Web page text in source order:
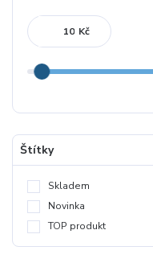
Kč
Štítky
Skladem
Novinka
TOP produkt